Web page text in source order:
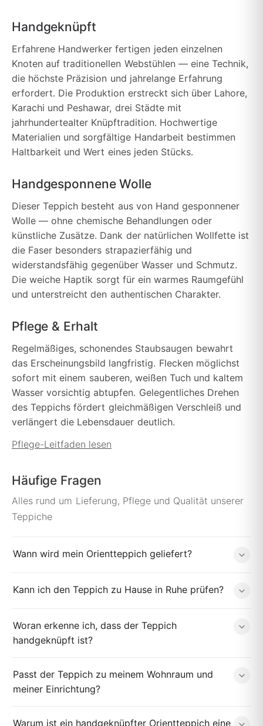
Handgeknüpft
Erfahrene Handwerker fertigen jeden einzelnen
Knoten auf traditionellen Webstühlen — eine Technik,
die höchste Präzision und jahrelange Erfahrung
erfordert. Die Produktion erstreckt sich über Lahore,
Karachi und Peshawar, drei Städte mit
jahrhundertealter Knüpftradition. Hochwertige
Materialien und sorgfältige Handarbeit bestimmen
Haltbarkeit und Wert eines jeden Stücks.
Handgesponnene Wolle
Dieser Teppich besteht aus von Hand gesponnener
Wolle — ohne chemische Behandlungen oder
künstliche Zusätze. Dank der natürlichen Wollfette ist
die Faser besonders strapazierfähig und
widerstandsfähig gegenüber Wasser und Schmutz.
Die weiche Haptik sorgt für ein warmes Raumgefühl
und unterstreicht den authentischen Charakter.
Pflege & Erhalt
Regelmäßiges, schonendes Staubsaugen bewahrt
das Erscheinungsbild langfristig. Flecken möglichst
sofort mit einem sauberen, weißen Tuch und kaltem
Wasser vorsichtig abtupfen. Gelegentliches Drehen
des Teppichs fördert gleichmäßigen Verschleiß und
verlängert die Lebensdauer deutlich.
Pflege-Leitfaden lesen
Häufige Fragen
Alles rund um Lieferung, Pflege und Qualität unserer
Teppiche
Wann wird mein Orientteppich geliefert?
Kann ich den Teppich zu Hause in Ruhe prüfen?
Woran erkenne ich, dass der Teppich
handgeknüpft ist?
Passt der Teppich zu meinem Wohnraum und
meiner Einrichtung?
Warum ist ein handgeknüpfter Orientteppich eine